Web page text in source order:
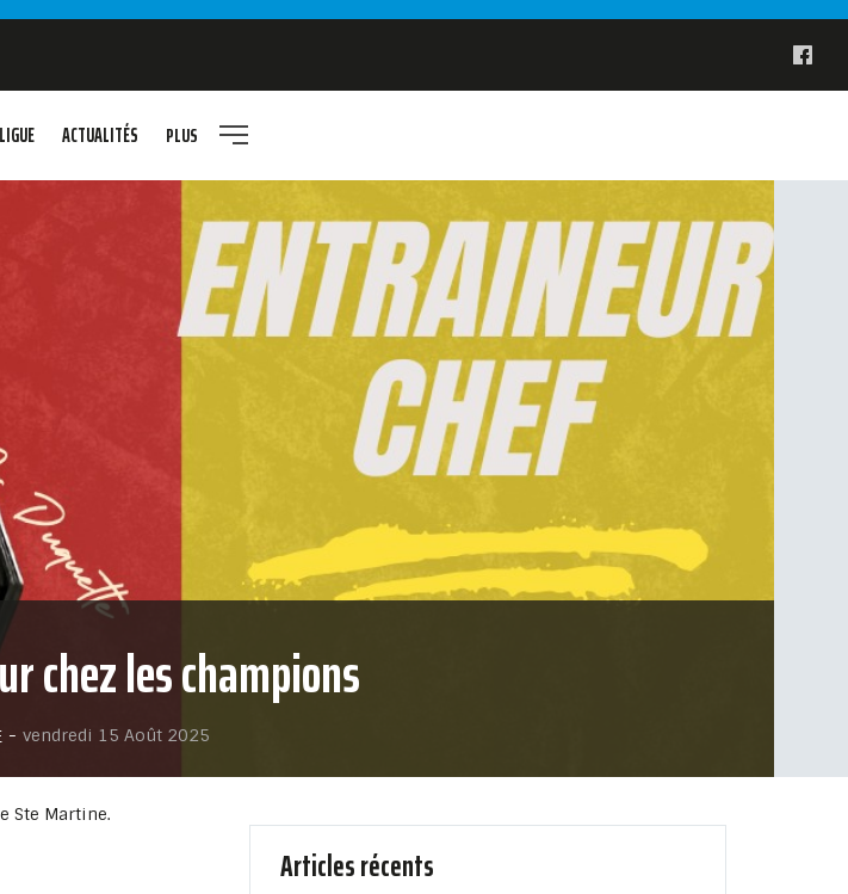
LIGUE ACTUALITÉS PLUS
chez les champions
- vendredi 15 Août 2025
Ste Martine.
Articles récents